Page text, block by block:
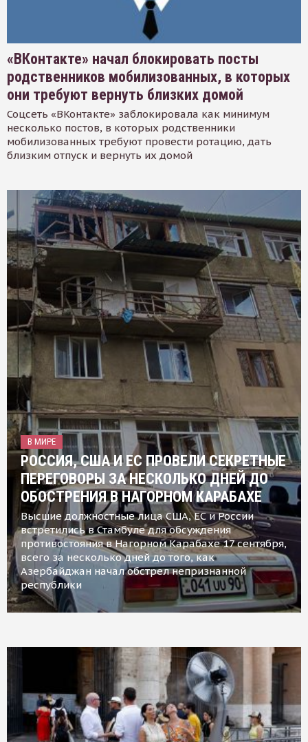
«ВКонтакте» начал блокировать посты
родственников мобилизованных, в которых
они требуют вернуть близких домой
Соцсеть «ВКонтакте» заблокировала как минимум
несколько постов, в которых родственники
мобилизованных требуют провести ротацию, дать
близким отпуск и вернуть их домой
В МИРЕ
РОССИЯ, США И ЕС ПРОВЕЛИ СЕКРЕТНЫЕ
ПЕРЕГОВОРЫ ЗА НЕСКОЛЬКО ДНЕЙ ДО
ОБОСТРЕНИЯ В НАГОРНОМ КАРАБАХЕ
Высшие должностные лица США, ЕС и России
встретились в Стамбуле для обсуждения
противостояния в Нагорном Карабахе 17 сентября,
всего за несколько дней до того, как
Азербайджан начал обстрел непризнанной
республики